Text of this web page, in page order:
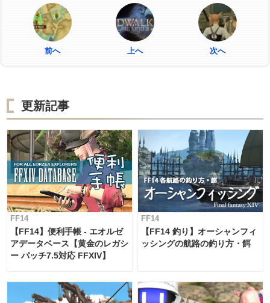
前へ 上へ 次へ
更新記事
FF14
【FF14】便利手帳 - エオルゼ
アデータベース【黄金のレガシ
ー パッチ7.5対応 FFXIV】
FF14
【FF14 釣り】オーシャンフィ
ッシングの航路の釣り方・餌